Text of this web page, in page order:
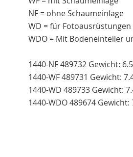
NF = ohne Schaumeinlage
WD = für Fotoausrüstungen
WDO = Mit Bodeneinteiler
1440-NF 489732 Gewicht:
1440-WF 489731 Gewicht:
1440-WD 489733 Gewicht:
1440-WDO 489674 Gewicht: